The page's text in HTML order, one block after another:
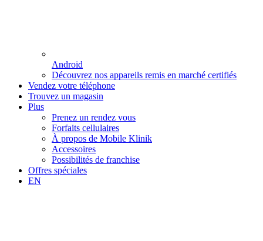
Android
Découvrez nos appareils remis en marché certifiés
Vendez votre téléphone
Trouvez un magasin
Plus
Prenez un rendez vous
Forfaits cellulaires
À propos de Mobile Klinik
Accessoires
Possibilités de franchise
Offres spéciales
EN